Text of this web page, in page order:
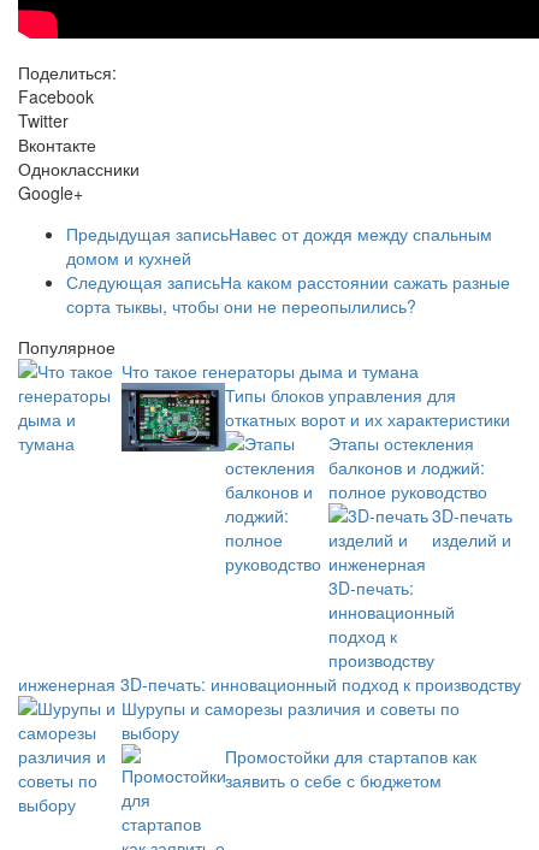
Поделиться:
Facebook
Twitter
Вконтакте
Одноклассники
Google+
Предыдущая записьНавес от дождя между спальным
домом и кухней
Следующая записьНа каком расстоянии сажать разные
сорта тыквы, чтобы они не переопылились?
Популярное
Что такое генераторы дыма и тумана
Типы блоков управления для
откатных ворот и их характеристики
Этапы остекления
балконов и лоджий:
полное руководство
3D-печать
изделий и
инженерная 3D-печать: инновационный подход к производству
Шурупы и саморезы различия и советы по
выбору
Промостойки для стартапов как
заявить о себе с бюджетом